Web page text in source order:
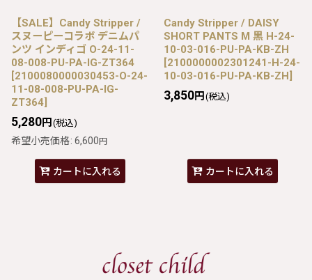
【SALE】Candy Stripper /
スヌーピーコラボ デニムパ
ンツ インディゴ O-24-11-
08-008-PU-PA-IG-ZT364
[2100080000030453-O-24-
11-08-008-PU-PA-IG-
ZT364]
5,280円 (税込)
希望小売価格: 6,600円
カートに入れる
Candy Stripper / DAISY
SHORT PANTS M 黒 H-24-
10-03-016-PU-PA-KB-ZH
[2100000002301241-H-24-
10-03-016-PU-PA-KB-ZH]
3,850円 (税込)
カートに入れる